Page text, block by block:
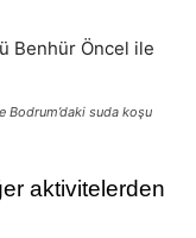
Bodrum’daki suda koşu
aktivitelerden